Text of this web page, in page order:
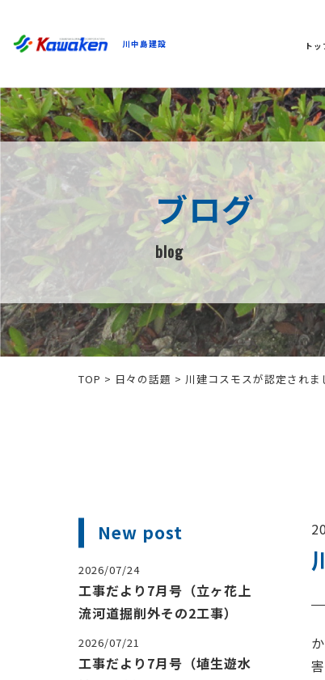
川中島建設 トッ
ブログ
blog
TOP > 日々の話題 > 川建コスモスが認定されま
New post
2026/07/24
工事だより7月号（立ヶ花上
流河道掘削外その2工事）
2026/07/21
工事だより7月号（埴生遊水